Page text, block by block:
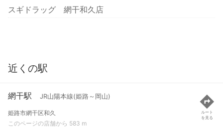
スギドラッグ 網干和久店
近くの駅
網干駅 JR山陽本線(姫路～岡山)
姫路市網干区和久
このページの店舗から 583 m
ルート
を見る